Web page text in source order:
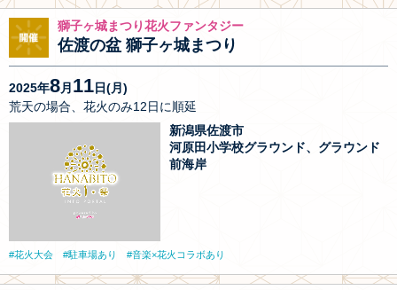
獅子ヶ城まつり花火ファンタジー
佐渡の盆 獅子ヶ城まつり
2025年8月11日(月)
荒天の場合、花火のみ12日に順延
新潟県佐渡市
河原田小学校グラウンド、グラウンド
前海岸
花火大会 駐車場あり 音楽×花火コラボあり